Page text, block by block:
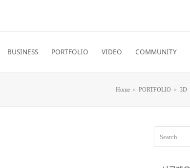
BUSINESS PORTFOLIO VIDEO COMMUNITY
Home » PORTFOLIO » 3D